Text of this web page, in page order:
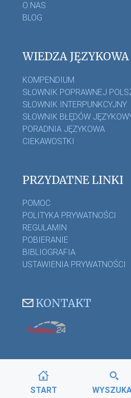
O NAS
BLOG
WIEDZA JĘZYKOWA
KOMPENDIUM
SŁOWNIK POPRAWNEJ
SŁOWNIK INTERPUNKCYJNY
SŁOWNIK BŁĘDÓW
PORADNIA JĘZYKOWA
CIEKAWOSTKI
PRZYDATNE LINKI
POMOC
POLITYKA PRYWATNOŚCI
REGULAMIN
POBIERANIE
BIBLIOGRAFIA
USTAWIENIA PRYWATNOŚCI
KONTAKT
START